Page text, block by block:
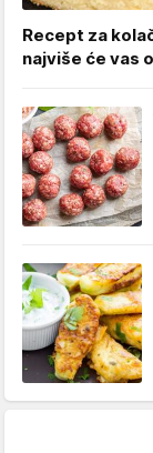
Recept za
najviše će vas